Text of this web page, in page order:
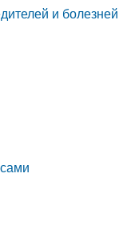
и болезней